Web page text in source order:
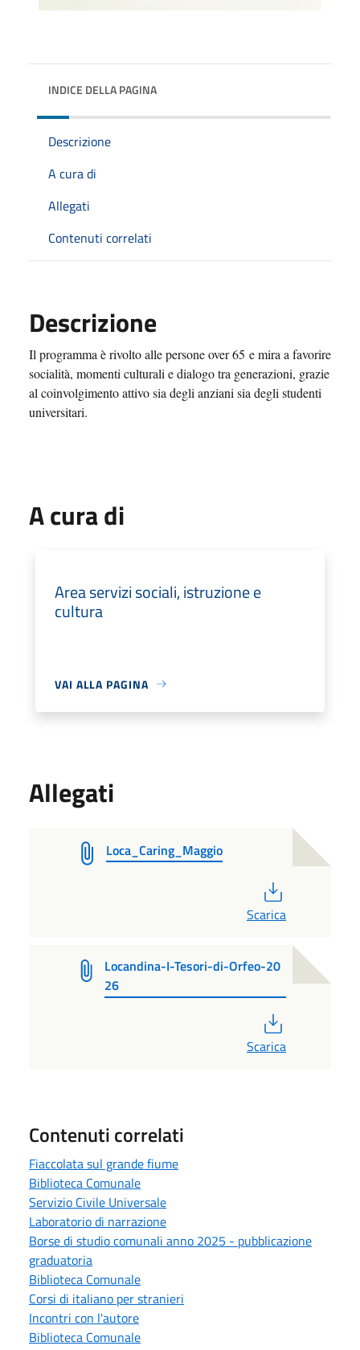
INDICE DELLA PAGINA
Descrizione
A cura di
Allegati
Contenuti correlati
Descrizione
Il programma è rivolto alle persone over 65 e mira a favorire
socialità, momenti culturali e dialogo tra generazioni, grazie
al coinvolgimento attivo sia degli anziani sia degli studenti
universitari.
A cura di
Area servizi sociali, istruzione e
cultura
VAI ALLA PAGINA
Allegati
Loca_Caring_Maggio
Scarica
Locandina-I-Tesori-di-Orfeo-20
26
Scarica
Contenuti correlati
Fiaccolata sul grande fiume
Biblioteca Comunale
Servizio Civile Universale
Laboratorio di narrazione
Borse di studio comunali anno 2025 - pubblicazione
graduatoria
Biblioteca Comunale
Corsi di italiano per stranieri
Incontri con l'autore
Biblioteca Comunale